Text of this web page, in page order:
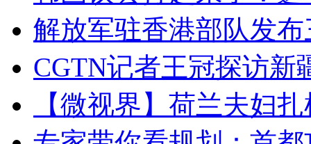
解放军驻香港部队发
CGTN记者王冠探访新
【微视界】荷兰夫妇